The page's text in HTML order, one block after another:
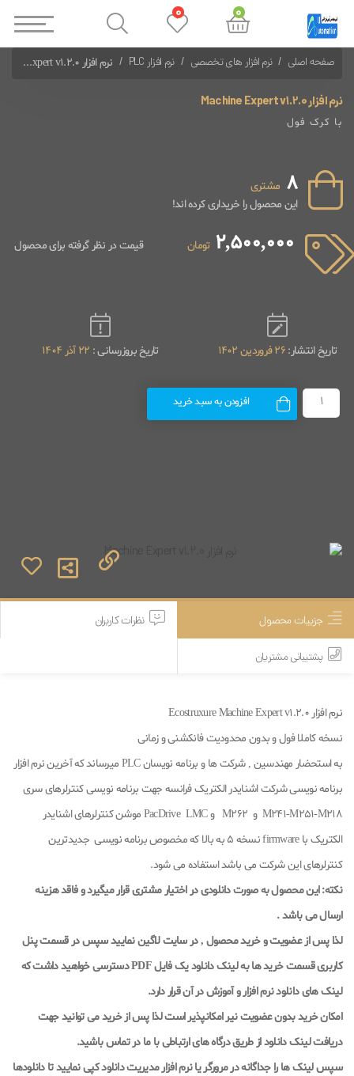
صفحه اصلی نرم افزار های تخصصی
نرم افزار PLC
نرم افزارهای PLC Schneider
نرم افزار Machine Expert v1.2.0
نرم افزار Machine Expert v1.2.0
با کرک فول
8 مشتری
این محصول را خریداری کرده اند!
2,500,000 تومان قیمت در نظر گرفته برای محصول
تاریخ انتشار: 26 فروردین 1402 تاریخ بروزرسانی : 22 آذر 1404
افزودن به سبد خرید
جزییات محصول نظرات کاربران
پشتیبانی مشتریان
نرم افزار Ecostruxure Machine Expert v1.2.0
نسخه کاملا فول و بدون محدودیت فانکشنی و زمانی
به استحضار مهندسین , شرکت ها و برنامه نویسان PLC میرساند که آخرین نرم افزار
برنامه نویسی شرکت اشنایدر الکتریک فرانسه جهت برنامه نویسی کنترلرهای سری
M241-M251-M218 و M262 و PacDrive LMC موشن کنترلرهای اشنایدر
الکتریک با firmware نسخه 5 به بالا که مخصوص برنامه نویسی جدیدترین
کنترلرهای این شرکت می باشد استفاده می شود.
نکته: این محصول به صورت دانلودی در اختیار مشتری قرار میگیردو فاقد هزینه
ارسال می باشد .
لذا پس از عضویت و خرید محصول , در سایت لاگین نماییدسپس در قسمت پنل
کاربری قسمت خرید ها به لینک دانلود یک فایلPDF
دسترسی خواهید داشت که
لینک های دانلود نرم افزار و آموزش در آن قرار دارد.
امکان خرید بدون عضویت نیر امکانپذیر است لذا پس از خرید می توانید جهت
دریافت لینک دانلود از طریق درگاه های ارتباطی با ما در تماس باشید.
سپس لینک ها را جداگانه در مرورگر یا نرم افزار مدیریت دانلود کپی نمایید تا دانلودها
0
0